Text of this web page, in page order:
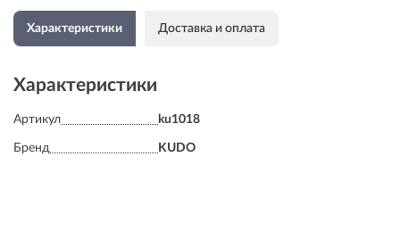
Характеристики Доставка и оплата
Характеристики
Артикул ku1018
Бренд KUDO